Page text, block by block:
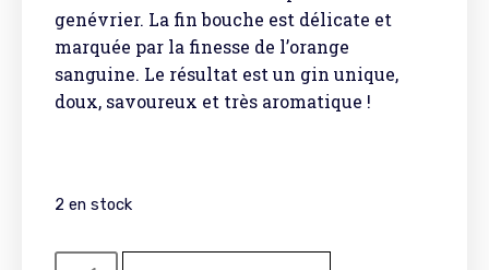
genévrier. La fin bouche est délicate et
marquée par la finesse de l’orange
sanguine. Le résultat est un gin unique,
doux, savoureux et très aromatique !
2 en stock